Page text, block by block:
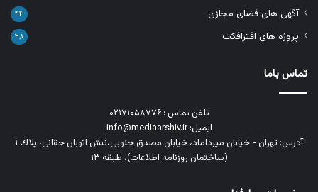
آگهی های فضای مجازی ۴۴
پروژه های افترافکت ۲۸
تماس باما
تلفن تماس : ۰۲۱۷۱۰۵۸۷۷۶
ایمیل: info@mediaarshiv.ir
آدرس: تهران - خیابان میرداماد، خیابان مصدق جنوبی،نبش اتوبان حقانی، پلاك ١
(ساختمان روزنامه اطلاعات)، طبقه ۱۳